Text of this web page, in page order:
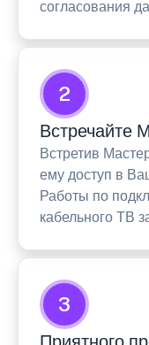
согласования
2
Встречайте
Встретив
ему доступ в
Работы по
кабельного ТВ
3